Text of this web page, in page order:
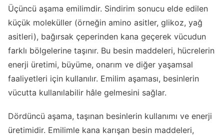
Üçüncü aşama emilimdir. Sindirim sonucu elde edilen
küçük moleküller (örneğin amino asitler, glikoz, yağ
asitleri), bağırsak çeperinden kana geçerek vücudun
farklı bölgelerine taşınır. Bu besin maddeleri, hücrelerin
enerji üretimi, büyüme, onarım ve diğer yaşamsal
faaliyetleri için kullanılır. Emilim aşaması, besinlerin
vücutta kullanılabilir hâle gelmesini sağlar.
Dördüncü aşama, taşınan besinlerin kullanımı ve enerji
üretimidir. Emilimle kana karışan besin maddeleri,